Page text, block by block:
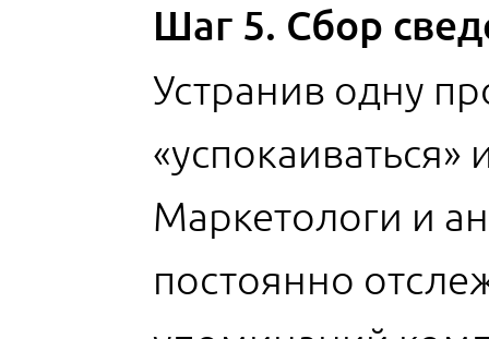
Шаг 5. Сбор
Устранив одну
Маркетологи и
постоянно